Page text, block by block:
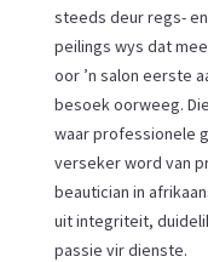
steeds deur regs-
peilings wys dat
oor ’n salon eerste
besoek oorweeg.
waar professionele
verseker word van
beautician in
uit integriteit,
passie vir dienste.